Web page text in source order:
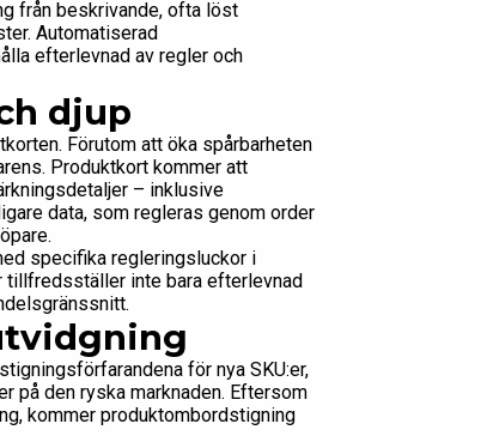
från beskrivande, ofta löst
Automatiserad
efterlevnad av regler och
djup
Förutom att öka spårbarheten
Produktkort kommer att
– inklusive
data, som regleras genom order
specifika regleringsluckor i
tillfredsställer inte bara efterlevnad
för nya SKU:er,
på den ryska marknaden. Eftersom
kommer produktombordstigning